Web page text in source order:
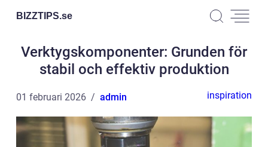
BIZZTIPS.se
Verktygskomponenter: Grunden för
stabil och effektiv produktion
01 februari 2026 admin inspiration